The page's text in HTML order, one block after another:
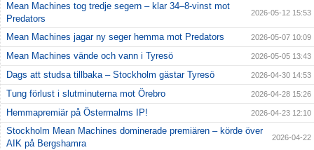
Mean Machines tog tredje segern – klar 34–8-vinst mot
Predators
2026-05-12 15:53
Mean Machines jagar ny seger hemma mot Predators 2026-05-07 10:09
Mean Machines vände och vann i Tyresö 2026-05-05 13:43
Dags att studsa tillbaka – Stockholm gästar Tyresö 2026-04-30 14:53
Tung förlust i slutminuterna mot Örebro 2026-04-28 15:26
Hemmapremiär på Östermalms IP! 2026-04-23 12:10
Stockholm Mean Machines dominerade premiären – körde över
AIK på Bergshamra
2026-04-22